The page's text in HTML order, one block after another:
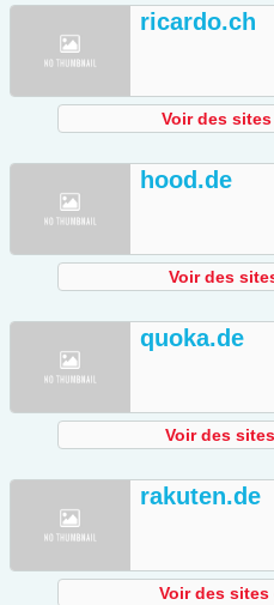
ricardo.ch
Voir des
hood.de
Voir des
quoka.de
Voir des
rakuten.de
Voir des sites